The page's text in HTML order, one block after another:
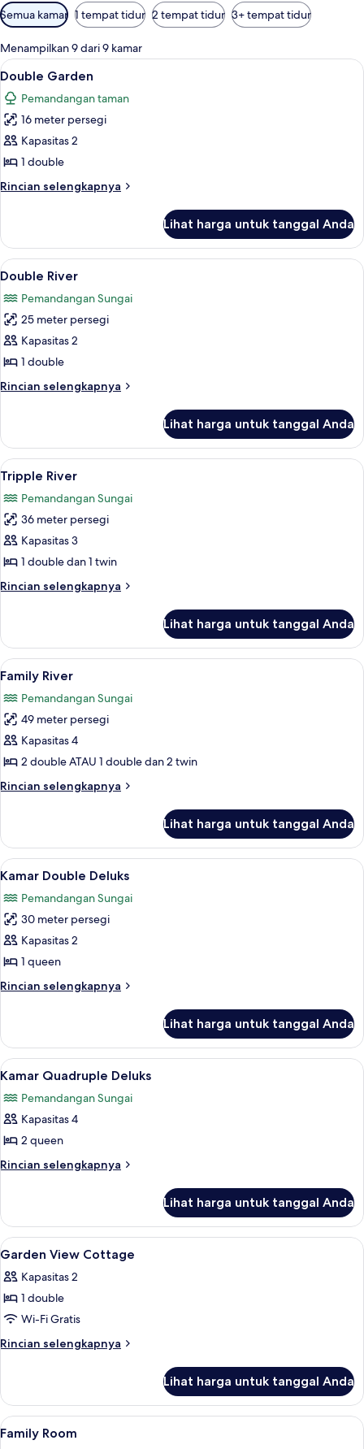
Filter
tersedia
untuk
kamar
Semua kamar 1 tempat tidur 2 tempat tidur 3+ tempat tidur
Menampilkan 9 dari 9 kamar
Lihat
semua
foto
untuk
Double
Garden
Double Garden | Seprai antialergi,
5
Double Garden
Pemandangan taman
16 meter persegi
Kapasitas 2
1 double
Rincian selengkapnya
Rincian
Double
Garden
Lihat harga untuk tanggal Anda
Lihat
semua
foto
untuk
Double
River
Seprai antialergi, brankas, meja
6
Double River
Pemandangan Sungai
25 meter persegi
Kapasitas 2
1 double
Rincian selengkapnya
Rincian
Double
River
Lihat harga untuk tanggal Anda
Lihat
semua
foto
untuk
Tripple
River
Tripple River | Seprai antialergi,
5
Tripple River
Pemandangan Sungai
36 meter persegi
Kapasitas 3
1 double dan 1 twin
Rincian selengkapnya
Rincian
Tripple
River
Lihat harga untuk tanggal Anda
Lihat
semua
foto
untuk
Family
River
Family River | Seprai antialergi,
5
Family River
Pemandangan Sungai
49 meter persegi
Kapasitas 4
2 double ATAU 1 double dan 2 twin
Rincian selengkapnya
Rincian
Family
River
Lihat harga untuk tanggal Anda
Lihat
semua
foto
untuk
Kamar
Double
Deluks
Seprai antialergi, brankas, meja
5
Kamar Double Deluks
Pemandangan Sungai
30 meter persegi
Kapasitas 2
1 queen
Rincian selengkapnya
Rincian
Kamar
Double
Deluks
Lihat harga untuk tanggal Anda
Lihat
semua
foto
untuk
Kamar
Quadruple
Kamar Quadruple Deluks | Seprai
6
Kamar Quadruple Deluks
Pemandangan Sungai
Kapasitas 4
2 queen
Rincian selengkapnya
Rincian
Kamar
Quadruple
Deluks
Lihat harga untuk tanggal Anda
Lihat
semua
foto
untuk
Garden
View
Shower, perlengkapan mandi gratis,
1
Garden View Cottage
Kapasitas 2
1 double
Wi-Fi Gratis
Rincian selengkapnya
Rincian
Garden
View
Cottage
Lihat harga untuk tanggal Anda
Lihat
semua
Shower, perlengkapan mandi gratis,
1
Family Room